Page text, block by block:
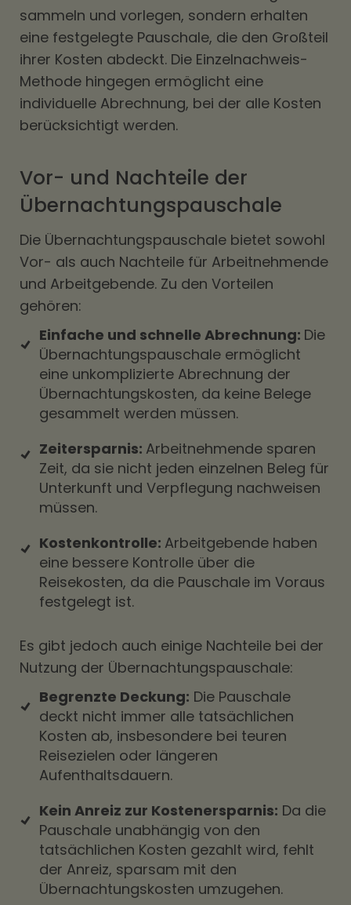
sammeln und vorlegen, sondern erhalten
eine festgelegte Pauschale, die den Großteil
ihrer Kosten abdeckt. Die Einzelnachweis-
Methode hingegen ermöglicht eine
individuelle Abrechnung, bei der alle Kosten
berücksichtigt werden.
Vor- und Nachteile der
Übernachtungspauschale
Die Übernachtungspauschale bietet sowohl
Vor- als auch Nachteile für Arbeitnehmende
und Arbeitgebende. Zu den Vorteilen
gehören:
Einfache und schnelle Abrechnung: Die
Übernachtungspauschale ermöglicht
eine unkomplizierte Abrechnung der
Übernachtungskosten, da keine Belege
gesammelt werden müssen.
Zeitersparnis: Arbeitnehmende sparen
Zeit, da sie nicht jeden einzelnen Beleg für
Unterkunft und Verpflegung nachweisen
müssen.
Kostenkontrolle: Arbeitgebende haben
eine bessere Kontrolle über die
Reisekosten, da die Pauschale im Voraus
festgelegt ist.
Es gibt jedoch auch einige Nachteile bei der
Nutzung der Übernachtungspauschale:
Begrenzte Deckung: Die Pauschale
deckt nicht immer alle tatsächlichen
Kosten ab, insbesondere bei teuren
Reisezielen oder längeren
Aufenthaltsdauern.
Kein Anreiz zur Kostenersparnis: Da die
Pauschale unabhängig von den
tatsächlichen Kosten gezahlt wird, fehlt
der Anreiz, sparsam mit den
Übernachtungskosten umzugehen.